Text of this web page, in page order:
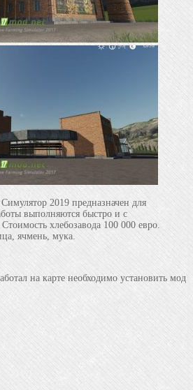
2019 предназначен для
выполняются быстро и с
хлебозавода 100 000 евро.
ячмень, мука.
на карте необходимо установить мод